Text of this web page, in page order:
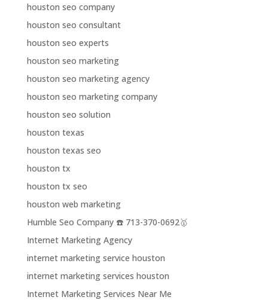
houston seo company
houston seo consultant
houston seo experts
houston seo marketing
houston seo marketing agency
houston seo marketing company
houston seo solution
houston texas
houston texas seo
houston tx
houston tx seo
houston web marketing
Humble Seo Company ☎️ 713-370-0692🥇
Internet Marketing Agency
internet marketing service houston
internet marketing services houston
Internet Marketing Services Near Me